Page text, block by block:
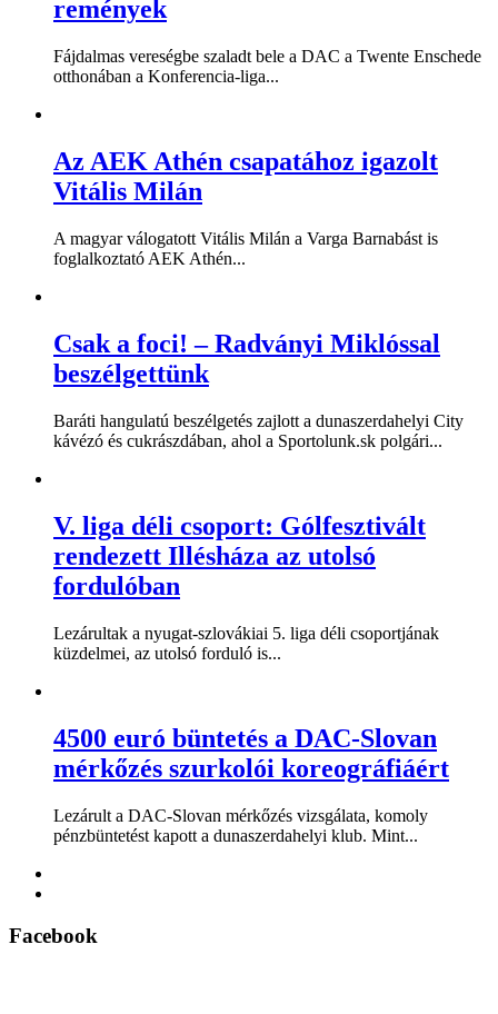
remények
Fájdalmas vereségbe szaladt bele a DAC a Twente Enschede
otthonában a Konferencia-liga...
Az AEK Athén csapatához igazolt
Vitális Milán
A magyar válogatott Vitális Milán a Varga Barnabást is
foglalkoztató AEK Athén...
Csak a foci! – Radványi Miklóssal
beszélgettünk
Baráti hangulatú beszélgetés zajlott a dunaszerdahelyi City
kávézó és cukrászdában, ahol a Sportolunk.sk polgári...
V. liga déli csoport: Gólfesztivált
rendezett Illésháza az utolsó
fordulóban
Lezárultak a nyugat-szlovákiai 5. liga déli csoportjának
küzdelmei, az utolsó forduló is...
4500 euró büntetés a DAC-Slovan
mérkőzés szurkolói koreográfiáért
Lezárult a DAC-Slovan mérkőzés vizsgálata, komoly
pénzbüntetést kapott a dunaszerdahelyi klub. Mint...
Facebook